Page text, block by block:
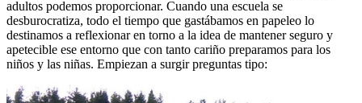
adultos podemos proporcionar. Cuando una escuela se
desburocratiza, todo el tiempo que gastábamos en papeleo lo
destinamos a reflexionar en torno a la idea de mantener seguro y
apetecible ese entorno que con tanto cariño preparamos para los
niños y las niñas. Empiezan a surgir preguntas tipo: